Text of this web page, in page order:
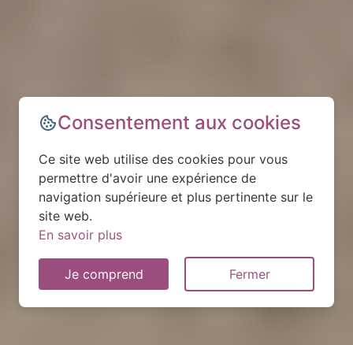
Consentement aux cookies
Ce site web utilise des cookies pour vous
permettre d'avoir une expérience de
navigation supérieure et plus pertinente sur le
site web.
En savoir plus
Je comprend Fermer